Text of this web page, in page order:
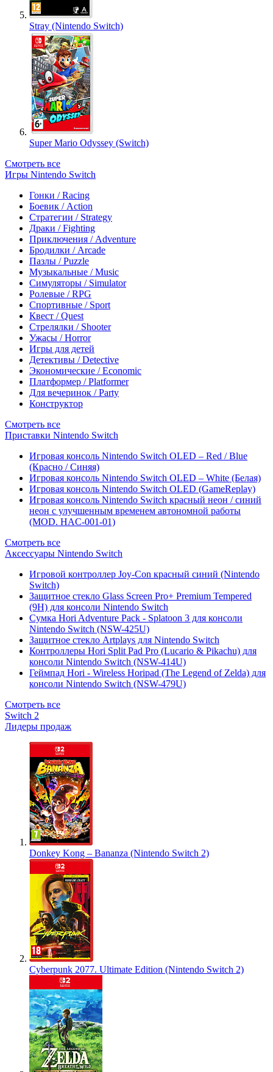
Stray (Nintendo Switch)
Super Mario Odyssey (Switch)
Смотреть все
Игры Nintendo Switch
Гонки / Racing
Боевик / Action
Стратегии / Strategy
Драки / Fighting
Приключения / Adventure
Бродилки / Arcade
Пазлы / Puzzle
Музыкальные / Music
Симуляторы / Simulator
Ролевые / RPG
Спортивные / Sport
Квест / Quest
Стрелялки / Shooter
Ужасы / Horror
Игры для детей
Детективы / Detective
Экономические / Economic
Платформер / Platformer
Для вечеринок / Party
Конструктор
Смотреть все
Приставки Nintendo Switch
Игровая консоль Nintendo Switch OLED – Red / Blue
(Красно / Синяя)
Игровая консоль Nintendo Switch OLED – White (Белая)
Игровая консоль Nintendo Switch OLED (GameReplay)
Игровая консоль Nintendo Switch красный неон / синий
неон с улучшенным временем автономной работы
(MOD. HAC-001-01)
Смотреть все
Аксессуары Nintendo Switch
Игровой контроллер Joy-Con красный синий (Nintendo
Switch)
Защитное стекло Glass Screen Pro+ Premium Tempered
(9H) для консоли Nintendo Switch
Сумка Hori Adventure Pack - Splatoon 3 для консоли
Nintendo Switch (NSW-425U)
Защитное стекло Artplays для Nintendo Switch
Контроллеры Hori Split Pad Pro (Lucario & Pikachu) для
консоли Nintendo Switch (NSW-414U)
Геймпад Hori - Wireless Horipad (The Legend of Zelda) для
консоли Nintendo Switch (NSW-479U)
Смотреть все
Switch 2
Лидеры продаж
Donkey Kong – Bananza (Nintendo Switch 2)
Cyberpunk 2077. Ultimate Edition (Nintendo Switch 2)